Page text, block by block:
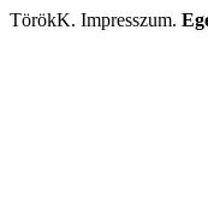
TörökK. Impresszum.